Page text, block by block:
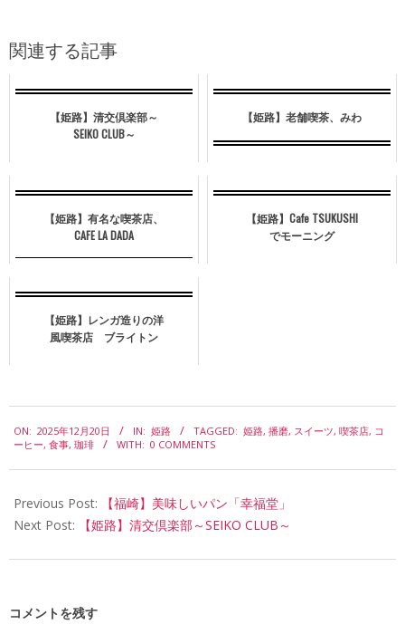
関連する記事
【姫路】清交倶楽部～
SEIKO CLUB～
【姫路】老舗喫茶、みわ
【姫路】有名な喫茶店、
CAFE LA DADA
【姫路】Cafe TSUKUSHI
でモーニング
【姫路】レンガ造りの洋
風喫茶店 ブライトン
12-
ON: 2025年12月20日 IN: 姫路 TAGGED: 姫路, 播磨, スイーツ, 喫茶店, コ
ーヒー, 食事, 珈琲 WITH: 0 COMMENTS
Previous Post:
【福崎】美味しいパン「幸福堂」
Next Post:
【姫路】清交倶楽部～SEIKO CLUB～
コメントを残す